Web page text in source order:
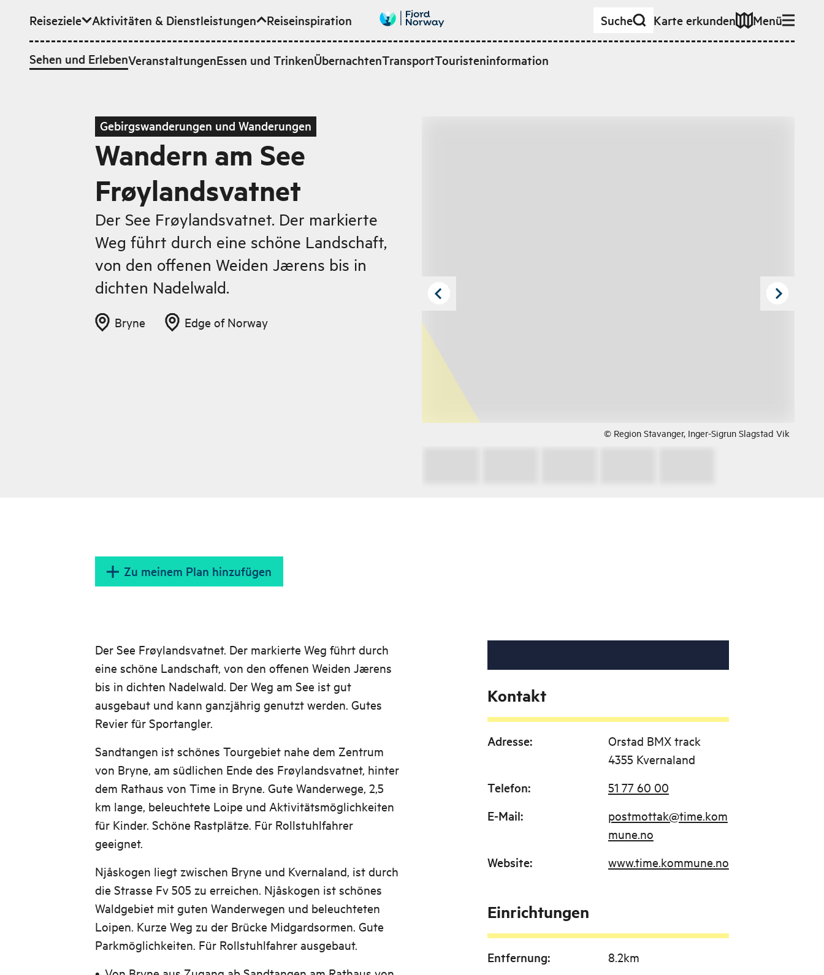
Zum Hauptinhalt
Reiseziele Aktivitäten & Dienstleistungen
Sehen und ErlebenVeranstaltungenEssen und TrinkenÜbernachtenTransportTouristeninformation
Reiseinspiration Suche Karte erkunden Menü
Gebirgswanderungen und Wanderungen
Wandern am See
Frøylandsvatnet
Der See Frøylandsvatnet. Der markierte
Weg führt durch eine schöne Landschaft,
von den offenen Weiden Jærens bis in
dichten Nadelwald.
Bryne Edge of Norway
© Region Stavanger, Inger-Sigrun Slagstad Vik
Zu meinem Plan hinzufügen
Der See Frøylandsvatnet. Der markierte Weg führt durch
eine schöne Landschaft, von den offenen Weiden Jærens
bis in dichten Nadelwald. Der Weg am See ist gut
ausgebaut und kann ganzjährig genutzt werden. Gutes
Revier für Sportangler.
Sandtangen ist schönes Tourgebiet nahe dem Zentrum
von Bryne, am südlichen Ende des Frøylandsvatnet, hinter
dem Rathaus von Time in Bryne. Gute Wanderwege, 2,5
km lange, beleuchtete Loipe und Aktivitätsmöglichkeiten
für Kinder. Schöne Rastplätze. Für Rollstuhlfahrer
geeignet.
Njåskogen liegt zwischen Bryne und Kvernaland, ist durch
die Strasse Fv 505 zu erreichen. Njåskogen ist schönes
Waldgebiet mit guten Wanderwegen und beleuchteten
Loipen. Kurze Weg zu der Brücke Midgardsormen. Gute
Parkmöglichkeiten. Für Rollstuhlfahrer ausgebaut.
Kontakt
Adresse:
Orstad BMX track
4355 Kvernaland
Telefon: 51 77 60 00
E-Mail:
postmottak@time.kom
mune.no
Website: www.time.kommune.no
Einrichtungen
Entfernung: 8.2km